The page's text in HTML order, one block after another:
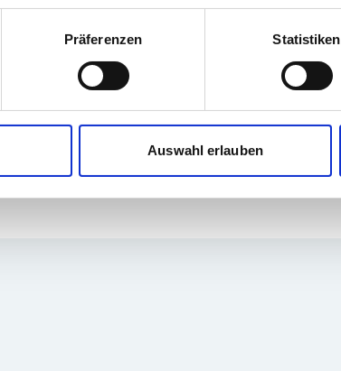
Präferenzen Statistiken
Auswahl erlauben
und die automatisierte
übernehmen – und das bei Bedarf online
-System (Digital Asset Management) wird
oder graphische Abbildungen zentral
gestellt. Sämtliche Produktinformationen
auch sprachspezifisch für die
automatisiert und kanalspezifisch